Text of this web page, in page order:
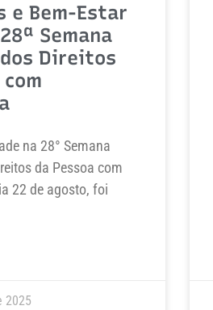
e Bem-Estar
Semana
Direitos
na 28° Semana
da Pessoa com
22 de agosto, foi
2025